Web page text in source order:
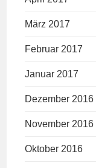
März 2017
Februar 2017
Januar 2017
Dezember 2016
November 2016
Oktober 2016